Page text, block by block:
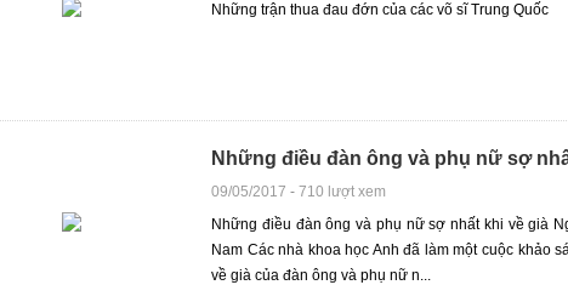
Những trận thua đau đớn của các võ sĩ Trung Quốc
Những điều đàn ông và phụ nữ sợ
09/05/2017 - 710 lượt xem
Những điều đàn ông và phụ nữ sợ nhất khi về già
Nam Các nhà khoa học Anh đã làm một cuộc khảo
về già của đàn ông và phụ nữ n...